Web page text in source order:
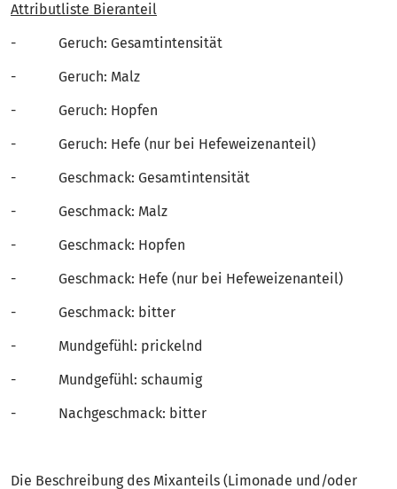
Attributliste Bieranteil
- Geruch: Gesamtintensität
- Geruch: Malz
- Geruch: Hopfen
- Geruch: Hefe (nur bei Hefeweizenanteil)
- Geschmack: Gesamtintensität
- Geschmack: Malz
- Geschmack: Hopfen
- Geschmack: Hefe (nur bei Hefeweizenanteil)
- Geschmack: bitter
- Mundgefühl: prickelnd
- Mundgefühl: schaumig
- Nachgeschmack: bitter
Die Beschreibung des Mixanteils (Limonade und/oder